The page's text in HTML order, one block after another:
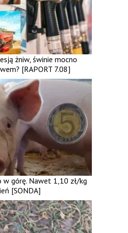
żniw, świnie mocno
[RAPORT 7.08]
w górę. Nawet 1,10 zł/kg
[SONDA]